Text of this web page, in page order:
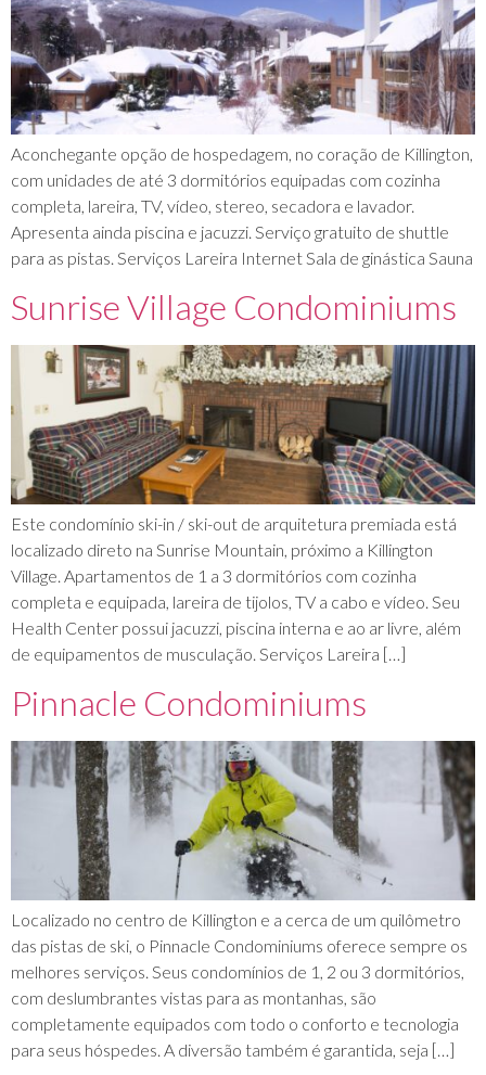
Aconchegante opção de hospedagem, no coração de Killington,
com unidades de até 3 dormitórios equipadas com cozinha
completa, lareira, TV, vídeo, stereo, secadora e lavador.
Apresenta ainda piscina e jacuzzi. Serviço gratuito de shuttle
para as pistas. Serviços Lareira Internet Sala de ginástica Sauna
Sunrise Village Condominiums
Este condomínio ski-in / ski-out de arquitetura premiada está
localizado direto na Sunrise Mountain, próximo a Killington
Village. Apartamentos de 1 a 3 dormitórios com cozinha
completa e equipada, lareira de tijolos, TV a cabo e vídeo. Seu
Health Center possui jacuzzi, piscina interna e ao ar livre, além
de equipamentos de musculação. Serviços Lareira […]
Pinnacle Condominiums
Localizado no centro de Killington e a cerca de um quilômetro
das pistas de ski, o Pinnacle Condominiums oferece sempre os
melhores serviços. Seus condomínios de 1, 2 ou 3 dormitórios,
com deslumbrantes vistas para as montanhas, são
completamente equipados com todo o conforto e tecnologia
para seus hóspedes. A diversão também é garantida, seja […]